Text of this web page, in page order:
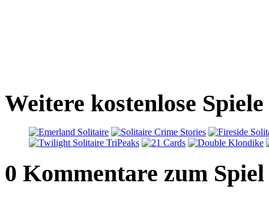
Weitere kostenlose
0 Kommentare zum Spiel